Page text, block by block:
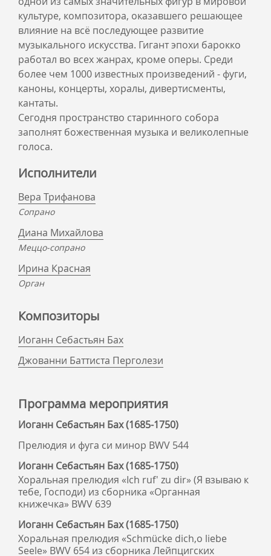
культуре, композитора, оказавшего решающее
влияние на всё последующее развитие
музыкального искусства. Гигант эпохи барокко
работал во всех жанрах, кроме оперы. Среди
более чем 1000 известных произведений - фуги,
каноны, концерты, хоралы, дивертисменты,
кантаты.
Сегодня пространство старинного собора
заполнят божественная музыка и великолепные
голоса.
Исполнители
Вера Трифанова
Сопрано
Диана Михайлова
Меццо-сопрано
Ирина Красная
Орган
Композиторы
Иоганн Себастьян Бах
Джованни Баттиста Перголези
Программа мероприятия
Иоганн Себастьян Бах (1685-1750)
Прелюдия и фуга си минор BWV 544
Иоганн Себастьян Бах (1685-1750)
Хоральная прелюдия «Ich ruf' zu dir» (Я взываю к
тебе, Господи) из сборника «Органная
книжечка» BWV 639
Иоганн Себастьян Бах (1685-1750)
Хоральная прелюдия «Schmücke dich,o liebe
Seele» BWV 654 из сборника Лейпцигских